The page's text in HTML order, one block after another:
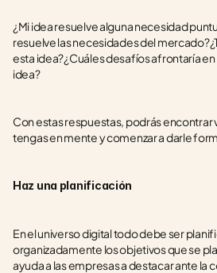
¿Mi idea resuelve alguna necesidad
resuelve las necesidades del
esta idea?¿Cuáles desafíos afrontaría
idea?
Con estas respuestas, podrás encontrar
tengas en mente y comenzar a darle
Haz una planificación
En el universo digital todo debe ser
organizadamente los objetivos que se
ayuda a las empresas a destacar ante la